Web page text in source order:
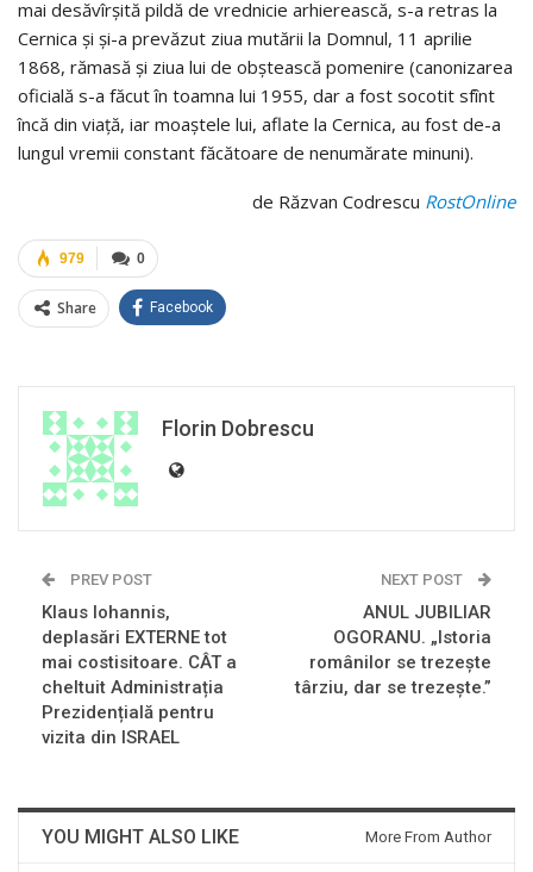
mai desăvîrșită pildă de vrednicie arhierească, s-a retras la
Cernica și și-a prevăzut ziua mutării la Domnul, 11 aprilie
1868, rămasă și ziua lui de obștească pomenire (canonizarea
oficială s-a făcut în toamna lui 1955, dar a fost socotit sfînt
încă din viață, iar moaștele lui, aflate la Cernica, au fost de-a
lungul vremii constant făcătoare de nenumărate minuni).
de Răzvan Codrescu RostOnline
0
979
Share Facebook
Florin Dobrescu
PREV POST
Klaus Iohannis,
deplasări EXTERNE tot
mai costisitoare. CÂT a
cheltuit Administrația
Prezidențială pentru
vizita din ISRAEL
NEXT POST
ANUL JUBILIAR
OGORANU. „Istoria
românilor se trezeşte
târziu, dar se trezeşte.”
YOU MIGHT ALSO LIKE More From Author